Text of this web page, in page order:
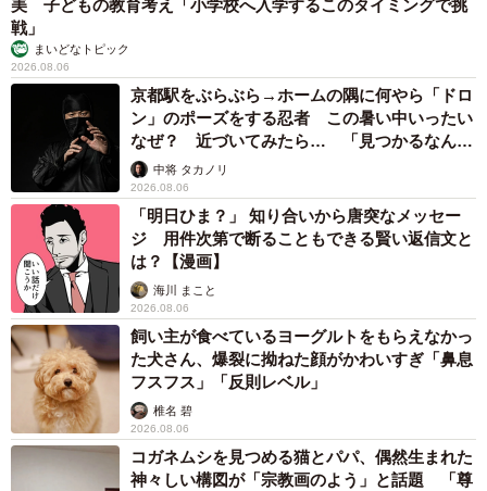
美 子どもの教育考え「小学校へ入学するこのタイミングで挑
戦」
まいどなトピック
2026.08.06
京都駅をぶらぶら→ホームの隅に何やら「ドロ
ン」のポーズをする忍者 この暑い中いったい
なぜ？ 近づいてみたら… 「見つかるなんて
未熟」中将 タカノリ
2026.08.06
「明日ひま？」 知り合いから唐突なメッセー
ジ 用件次第で断ることもできる賢い返信文と
は？【漫画】
海川 まこと
2026.08.06
飼い主が食べているヨーグルトをもらえなかっ
た犬さん、爆裂に拗ねた顔がかわいすぎ「鼻息
フスフス」「反則レベル」
椎名 碧
2026.08.06
コガネムシを見つめる猫とパパ、偶然生まれた
神々しい構図が「宗教画のよう」と話題 「尊